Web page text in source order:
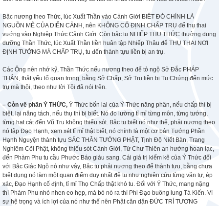
Bậc nương theo Thức, lúc Xuất Thần vào Cảnh Giới BIẾT ĐÓ CHÍNH LÀ
NGUỒN MÊ CỦA DIỄN CẢNH, nên KHÔNG CỐ ĐỊNH CHẤP TRỤ để thụ thai
vướng vào Nghiệp Thức Cảnh Giới. Còn bậc tu NHIẾP THU THỨC thường dung
dưỡng Thần Thức, lúc Xuất Thần liền huân tập Nhiếp Thâu để THỤ THAI NƠI
ĐỊNH TƯỞNG MÀ CHẤP TRỤ, tu đến thành tựu liền bị an trụ.
Các Ông nên nhớ kỹ, Thần Thức nếu nương theo để tỏ ngộ Sở Đắc PHÁP
THÂN, thật yếu tố quan trọng, bằng Sở Chấp, Sở Trụ liền bị Tu Chứng đến mức
trụ mà thôi, theo như lời Tôi đã nói trên.
– Còn về phần Ý THỨC, Ý Thức bổn lai của Ý Thức năng phân, nếu chấp thì bị
biệt, lại năng tách, nếu thụ thì bị biết. Nó đo lường tỉ mỉ từng môn, từng tướng,
từng hạt cát đến Vũ Trụ không thiếu sót. Bậc tu biết nó như thế, phải nương theo
nó lập Đạo Hạnh, xem xét tỉ mỉ thật biết, nó chính là một cơ bản Tướng Phần
Hạnh Nguyện thành tựu SẮC THÂN TƯỚNG PHẬT, Tịnh Độ Niết Bàn, Trang
Nghiêm Cõi Phật, không thiếu sót Cảnh Giới, Từ Chư Thiên an hưởng hoan lạc,
đến Phàm Phu tu cầu Phước Báo giàu sang. Cái giá trị kiểm kê của Ý Thức đối
với Bậc Giác Ngộ nó như vậy, Bậc tu phải nương theo để thành tựu, bằng chưa
biết dụng nó làm một quan điểm duy nhất để tu như nghiên cứu từng văn tự, ép
xác, Đạo Hạnh cố định, tỉ mỉ Thọ Chấp thật khó tu. Đối với Ý Thức, mang nặng
thì Phàm Phu nhỏ nhen eo hẹp, mà bỏ nó ra thì Phi Đạo buông lung Tà Kiến. Vì
sự hệ trọng và ích lợi của nó như thế nên Phật căn dặn ĐỨC TRÍ TƯƠNG